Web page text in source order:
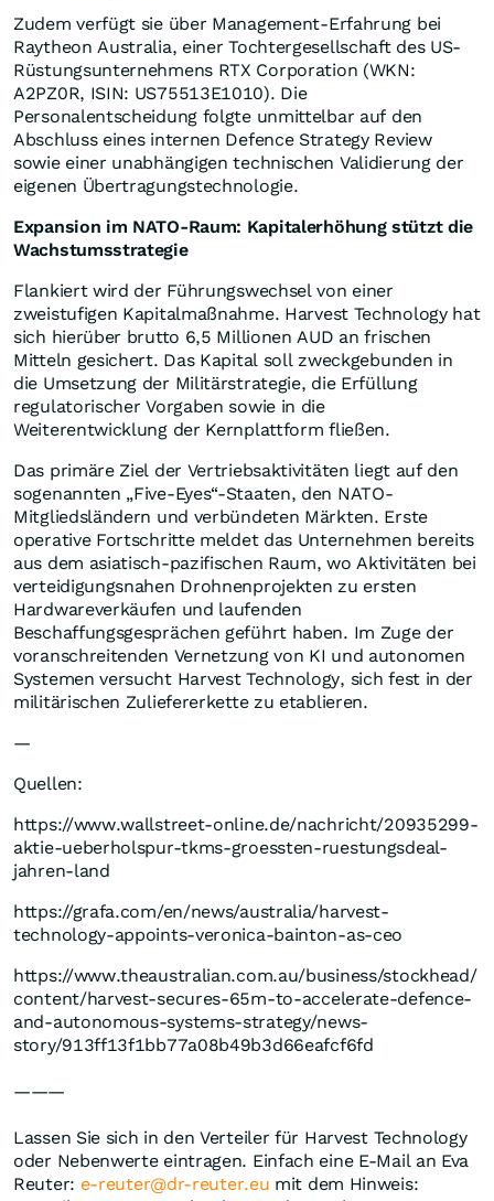
Zudem verfügt sie über Management-Erfahrung bei
Raytheon Australia, einer Tochtergesellschaft des US-
Rüstungsunternehmens RTX Corporation (WKN:
A2PZ0R, ISIN: US75513E1010). Die
Personalentscheidung folgte unmittelbar auf den
Abschluss eines internen Defence Strategy Review
sowie einer unabhängigen technischen Validierung der
eigenen Übertragungstechnologie.
Expansion im NATO-Raum: Kapitalerhöhung stützt die
Wachstumsstrategie
Flankiert wird der Führungswechsel von einer
zweistufigen Kapitalmaßnahme. Harvest Technology hat
sich hierüber brutto 6,5 Millionen AUD an frischen
Mitteln gesichert. Das Kapital soll zweckgebunden in
die Umsetzung der Militärstrategie, die Erfüllung
regulatorischer Vorgaben sowie in die
Weiterentwicklung der Kernplattform fließen.
Das primäre Ziel der Vertriebsaktivitäten liegt auf den
sogenannten „Five-Eyes“-Staaten, den NATO-
Mitgliedsländern und verbündeten Märkten. Erste
operative Fortschritte meldet das Unternehmen bereits
aus dem asiatisch-pazifischen Raum, wo Aktivitäten bei
verteidigungsnahen Drohnenprojekten zu ersten
Hardwareverkäufen und laufenden
Beschaffungsgesprächen geführt haben. Im Zuge der
voranschreitenden Vernetzung von KI und autonomen
Systemen versucht Harvest Technology, sich fest in der
militärischen Zuliefererkette zu etablieren.
—
Quellen:
https://www.wallstreet-online.de/nachricht/20935299-
aktie-ueberholspur-tkms-groessten-ruestungsdeal-
jahren-land
https://grafa.com/en/news/australia/harvest-
technology-appoints-veronica-bainton-as-ceo
https://www.theaustralian.com.au/business/stockhead/
content/harvest-secures-65m-to-accelerate-defence-
and-autonomous-systems-strategy/news-
story/913ff13f1bb77a08b49b3d66eafcf6fd
———
Lassen Sie sich in den Verteiler für Harvest Technology
oder Nebenwerte eintragen. Einfach eine E-Mail an Eva
Reuter: e-reuter@dr-reuter.eu mit dem Hinweis: